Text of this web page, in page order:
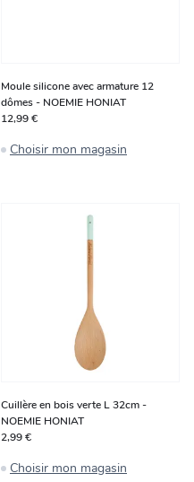
Moule silicone avec armature 12
dômes - NOEMIE HONIAT
12,99 €
Choisir mon magasin
Cuillère en bois verte L 32cm -
NOEMIE HONIAT
2,99 €
Choisir mon magasin